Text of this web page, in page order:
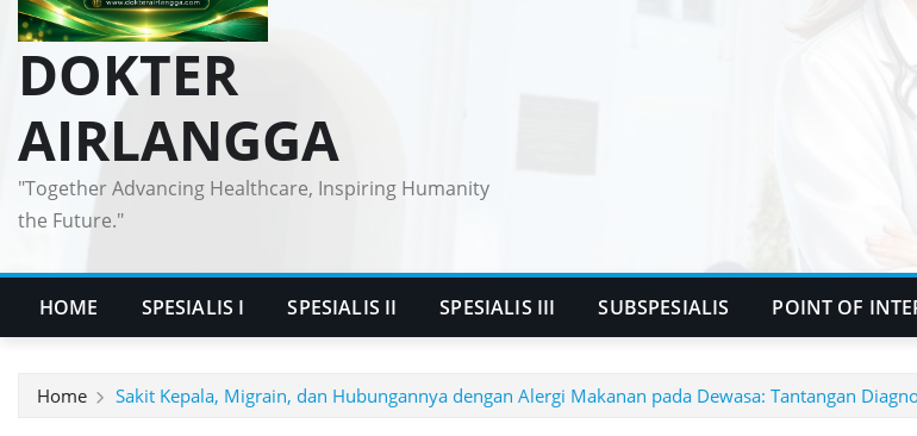
DOKTER
AIRLANGGA
"Together Advancing Healthcare, Inspiring Humanity
the Future."
HOME SPESIALIS I SPESIALIS II SPESIALIS III SUBSPESIALIS POINT OF
Home Sakit Kepala, Migrain, dan Hubungannya dengan Alergi Makanan pada Dewasa: Tantangan